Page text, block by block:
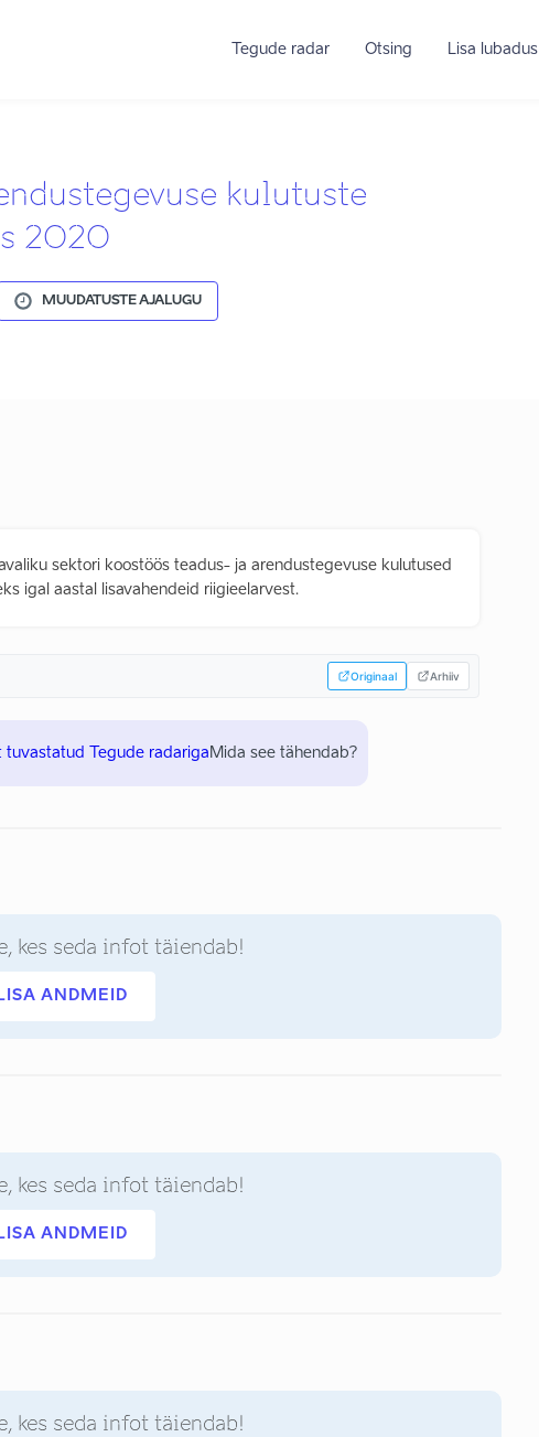
Tegude radar Otsing Lisa lubadus
kulutuste
2020
MUUDATUSTE AJALUGU
sektori koostöös teadus- ja arendustegevuse kulutused
igal aastal lisavahendeid riigieelarvest.
Originaal Arhiiv
tuvastatud Tegude radariga Mida see tähendab?
kes seda infot täiendab!
LISA ANDMEID
kes seda infot täiendab!
LISA ANDMEID
kes seda infot täiendab!